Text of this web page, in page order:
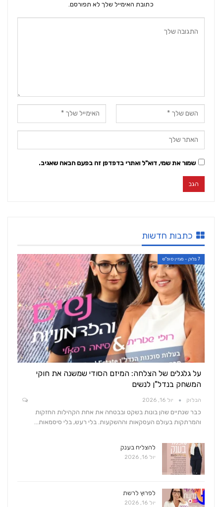
כתובת האימייל שלך לא תפורסם.
שמור את שמי, דוא"ל ואתרי בדפדפן זה בפעם הבאה שאגיב.
כתבות חדשות
7 בלוק - מגזין סופ"ש
על גלגלים של הצלחה: המיזם הסודי שמשנה את חוקי
המשחק בנדל"ן לנשים
הבלוק יול 16, 2026
כבר שנתיים שהן בונות בשקט ובבטחה את אחת הקהילות החזקות
והמרתקות בעולם העסקאות וההשקעות. בלי רעש, בלי סיסמאות…
להצליח בענק
יול 16, 2026
לפרוץ לרשת
יול 16, 2026